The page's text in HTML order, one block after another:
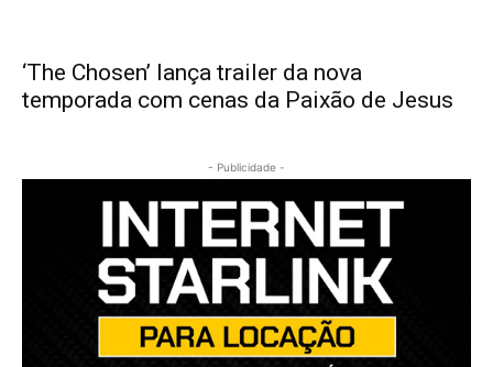
‘The Chosen’ lança trailer da nova
temporada com cenas da Paixão de Jesus
- Publicidade -